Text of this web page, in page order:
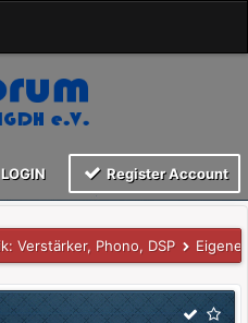
LOGIN Register Account
Verstärker, Phono, DSP